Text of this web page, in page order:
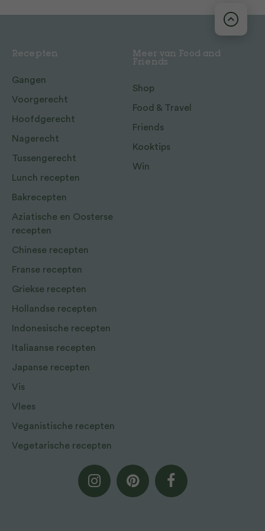
Recepten
Gangen
Voorgerecht
Hoofdgerecht
Nagerecht
Tussengerecht
Lunch recepten
Bakrecepten
Aziatische en Oosterse
recepten
Chinese recepten
Franse recepten
Griekse recepten
Hollandse recepten
Indonesische recepten
Italiaanse recepten
Japanse recepten
Vis
Vlees
Veganistische recepten
Vegetarische recepten
Meer van Food and
Friends
Shop
Food & Travel
Friends
Kooktips
Win